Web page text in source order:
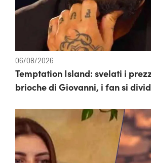
06/08/2026
Temptation Island: svelati i
brioche di Giovanni, i fan si